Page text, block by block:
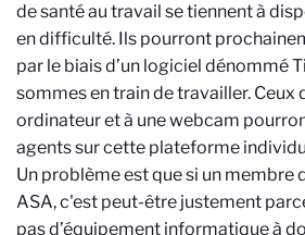
de santé au travail se tiennent à
en difficulté. Ils pourront
par le biais d’un logiciel dénommé
sommes en train de travailler. Ceux
ordinateur et à une webcam
agents sur cette plateforme
Un problème est que si un membre
ASA, c'est peut-être justement
pas d’équipement informatique à